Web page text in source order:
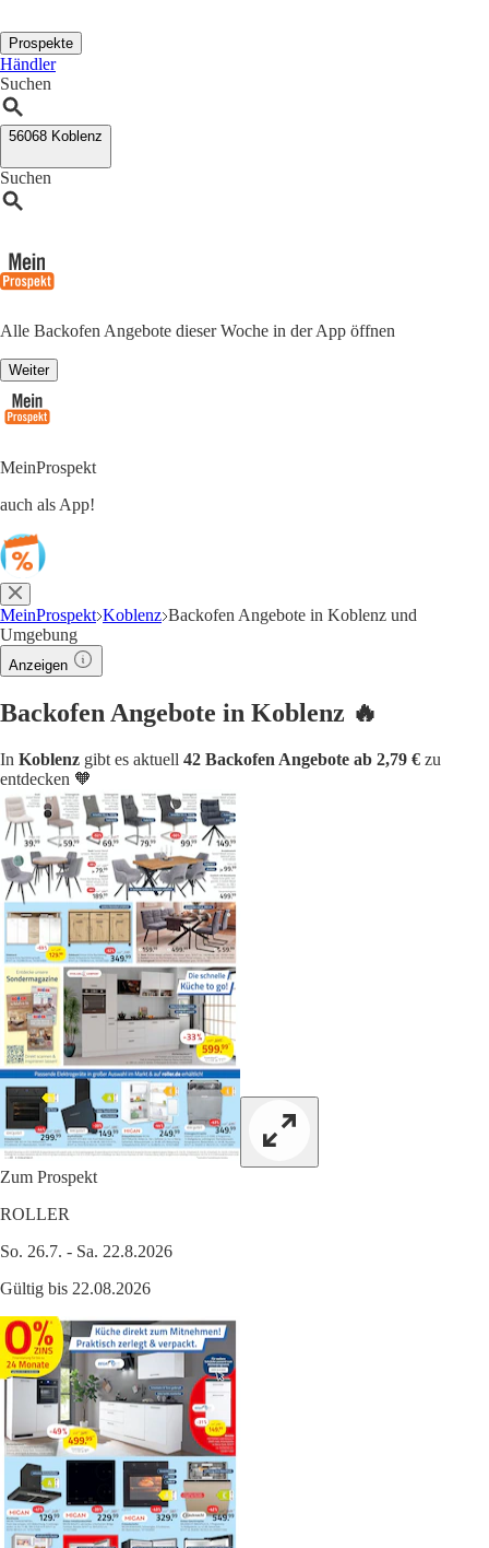
Prospekte
Händler
Suchen
56068 Koblenz
Suchen
Alle Backofen Angebote dieser Woche in der App öffnen
Weiter
MeinProspekt
auch als App!
MeinProspekt Koblenz Backofen Angebote in Koblenz und
Umgebung
Anzeigen
Backofen Angebote in Koblenz 🔥
In Koblenz gibt es aktuell 42 Backofen Angebote ab 2,79 € zu
entdecken 🧡
Zum Prospekt
ROLLER
So. 26.7. - Sa. 22.8.2026
Gültig bis 22.08.2026